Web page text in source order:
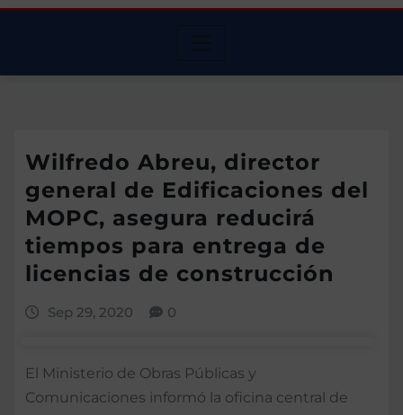
Wilfredo Abreu, director
general de Edificaciones del
MOPC, asegura reducirá
tiempos para entrega de
licencias de construcción
Sep 29, 2020 0
El Ministerio de Obras Públicas y
Comunicaciones informó la oficina central de